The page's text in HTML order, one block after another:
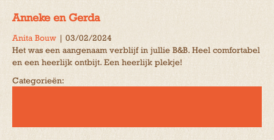
Omgeving
Reserveren
Anneke en Gerda
Anita Bouw | 03/02/2024
Het was een aangenaam verblijf in jullie B&B. Heel comfortabel
en een heerlijk ontbijt. Een heerlijk plekje!
Categorieën: